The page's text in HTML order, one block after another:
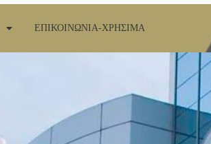
ΕΠΙΚΟΙΝΩΝΙΑ-ΧΡΗΣΙΜΑ